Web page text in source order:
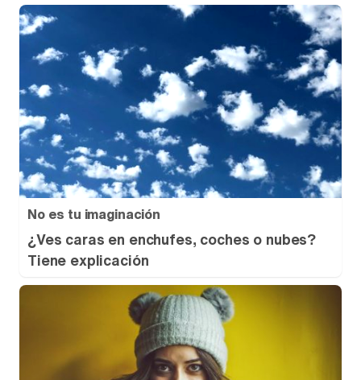
No es tu imaginación
¿Ves caras en enchufes, coches o nubes?
Tiene explicación